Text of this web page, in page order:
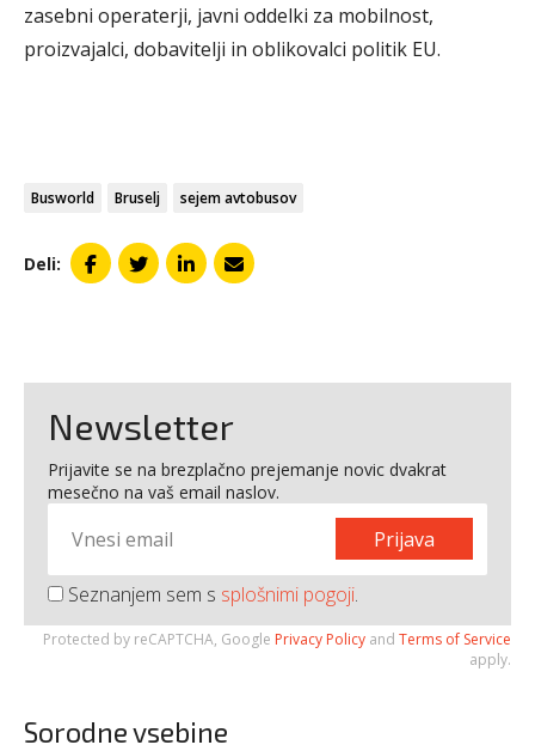
zasebni operaterji, javni oddelki za mobilnost,
proizvajalci, dobavitelji in oblikovalci politik EU.
Busworld Bruselj sejem avtobusov
Deli:
Newsletter
Prijavite se na brezplačno prejemanje novic dvakrat
mesečno na vaš email naslov.
Prijava
Seznanjem sem s splošnimi pogoji.
Protected by reCAPTCHA, Google Privacy Policy and Terms of Service
apply.
Sorodne vsebine